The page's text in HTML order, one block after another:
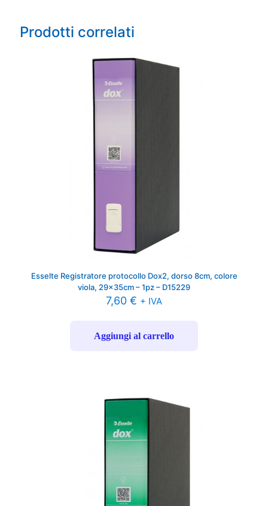
Prodotti correlati
Esselte Registratore protocollo Dox2, dorso 8cm, colore
viola, 29x35cm – 1pz – D15229
7,60 € + IVA
Aggiungi al carrello